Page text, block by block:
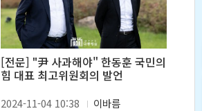
[전문] "尹 사과해야" 한동훈 국민의
힘 대표 최고위원회의 발언
2024-11-04 10:38 이바름